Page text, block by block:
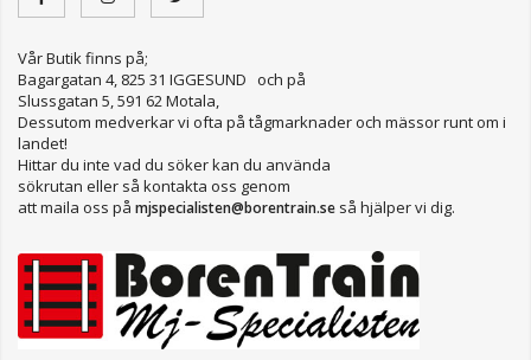
Vår Butik finns på;
Bagargatan 4, 825 31 IGGESUND och på
Slussgatan 5, 591 62 Motala,
Dessutom medverkar vi ofta på tågmarknader och mässor runt om i
landet!
Hittar du inte vad du söker kan du använda
sökrutan eller så kontakta oss genom
att maila oss på mjspecialisten@borentrain.se så hjälper vi dig.